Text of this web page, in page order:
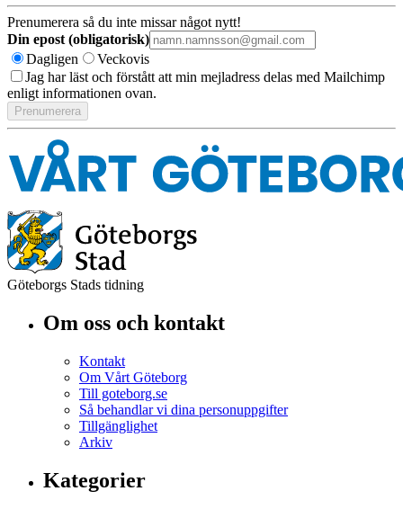
Prenumerera så du inte missar något nytt!
Din epost (obligatorisk)
Dagligen
Veckovis
Jag har läst och förstått att min mejladress delas med Mailchimp
enligt informationen ovan.
Göteborgs Stads tidning
Om oss och kontakt
Kontakt
Om Vårt Göteborg
Till goteborg.se
Så behandlar vi dina personuppgifter
Tillgänglighet
Arkiv
Kategorier